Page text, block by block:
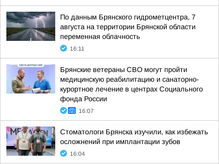
По данным Брянского гидрометцентра, 7
августа на территории Брянской области
переменная облачность
16:11
Брянские ветераны СВО могут пройти
медицинскую реабилитацию и санаторно-
курортное лечение в центрах Социального
фонда России
16:07
Стоматологи Брянска изучили, как избежать
осложнений при имплантации зубов
16:04